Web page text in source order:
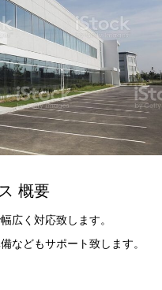
概要
広く対応致します。
などもサポート致します。